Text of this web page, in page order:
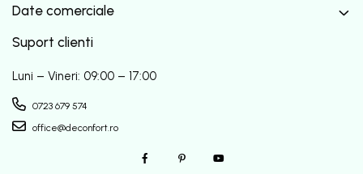
Date comerciale
Suport clienti
Luni – Vineri: 09:00 – 17:00
0723 679 574
office@deconfort.ro